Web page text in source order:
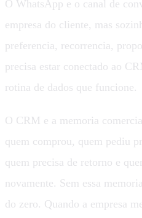
O WhatsApp e o canal de
empresa do cliente, mas
preferencia, recorrencia,
precisa estar conectado ao
rotina de dados que funcione.
O CRM e a memoria
quem comprou, quem pediu
quem precisa de retorno e
novamente. Sem essa
do zero. Quando a empresa